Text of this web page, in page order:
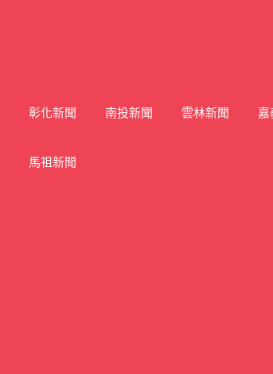
彰化新聞 南投新聞 雲林新聞 嘉
馬祖新聞